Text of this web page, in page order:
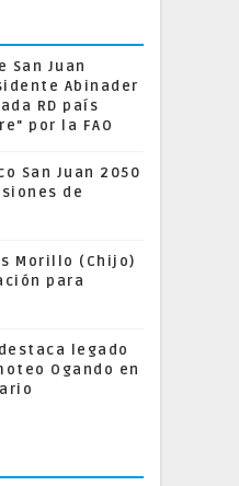
San Juan
Abinader
RD país
por la FAO
San Juan 2050
de
Morillo (Chijo)
para
legado
Ogando en